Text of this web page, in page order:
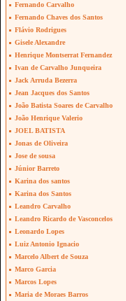
Fernando Carvalho
Fernando Chaves dos Santos
Flávio Rodrigues
Gisele Alexandre
Henrique Montserrat Fernandez
Ivan de Carvalho Junqueira
Jack Arruda Bezerra
Jean Jacques dos Santos
João Batista Soares de Carvalho
João Henrique Valerio
JOEL BATISTA
Jonas de Oliveira
Jose de sousa
Júnior Barreto
Karina dos santos
Karina dos Santos
Leandro Carvalho
Leandro Ricardo de Vasconcelos
Leonardo Lopes
Luiz Antonio Ignacio
Marcelo Albert de Souza
Marco Garcia
Marcos Lopes
Maria de Moraes Barros